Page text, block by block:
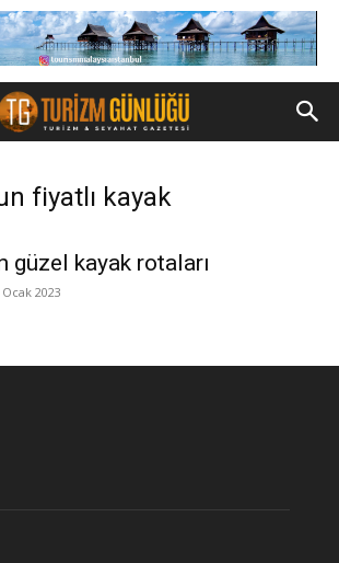
fiyatlı kayak
güzel kayak rotaları
2023